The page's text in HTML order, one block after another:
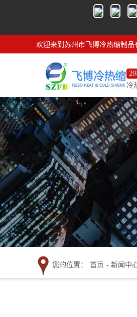
欢迎来到苏州市飞博冷热缩制品
冷
您的位置： 首页 - 新闻中